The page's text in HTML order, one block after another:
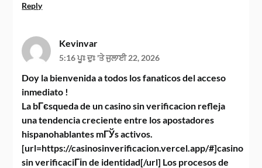
Reply
Kevinvar
5:16 ਪੂਃ ਦੁਃ 'ਤੇ ਜੁਲਾਈ 22, 2026
Doy la bienvenida a todos los fanaticos del acceso
inmediato !
La bГєsqueda de un casino sin verificacion refleja
una tendencia creciente entre los apostadores
hispanohablantes mГЎs activos.
[url=https://casinosinverificacion.vercel.app/#]casino
sin verificaciГіn de identidad[/url] Los procesos de